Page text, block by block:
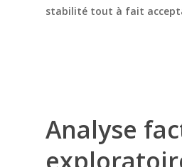
stabilité tout à fait
Analyse